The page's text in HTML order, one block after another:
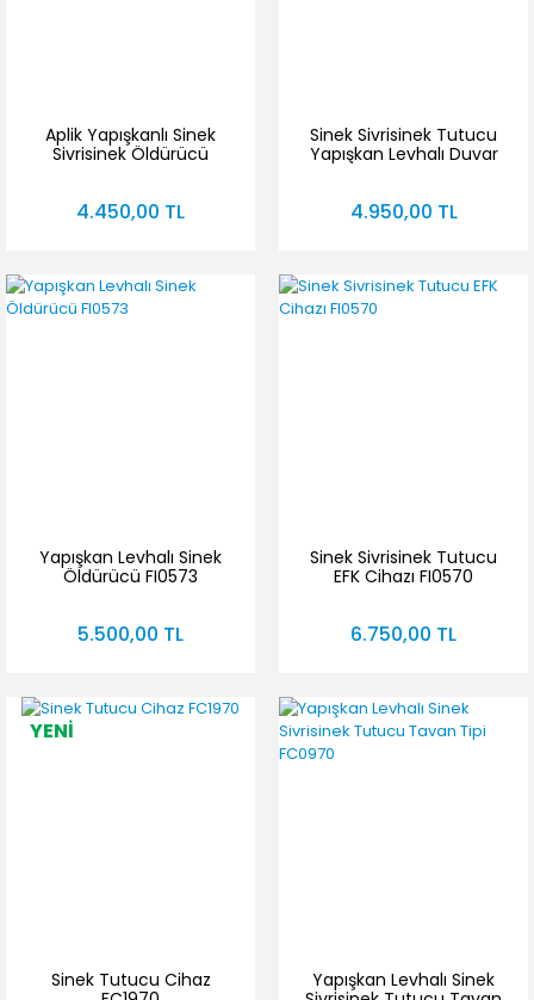
Aplik Yapışkanlı Sinek
Sivrisinek Öldürücü
4.450,00 TL
Sinek Sivrisinek Tutucu
Yapışkan Levhalı Duvar
4.950,00 TL
Yapışkan Levhalı Sinek
Öldürücü FI0573
5.500,00 TL
Sinek Sivrisinek Tutucu
EFK Cihazı FI0570
6.750,00 TL
YENİ
Sinek Tutucu Cihaz
Yapışkan Levhalı Sinek